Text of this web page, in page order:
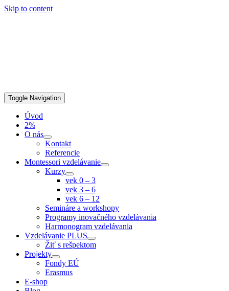
Skip to content
Toggle Navigation
Úvod
2%
O nás
Kontakt
Referencie
Montessori vzdelávanie
Kurzy
vek 0 – 3
vek 3 – 6
vek 6 – 12
Semináre a workshopy
Programy inovačného vzdelávania
Harmonogram vzdelávania
Vzdelávanie PLUS
Žiť s rešpektom
Projekty
Fondy EÚ
Erasmus
E-shop